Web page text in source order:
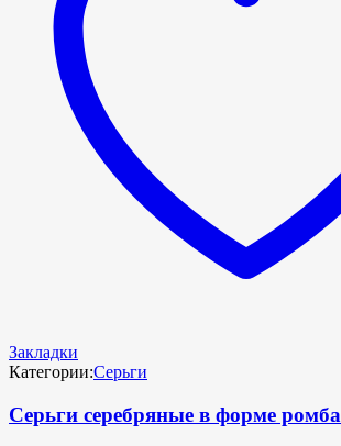
Закладки
Категории:Серьги
Серьги серебряные в форме ромба